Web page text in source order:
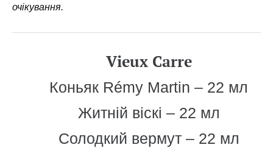
очікування.
Vieux Carre
Коньяк Rémy Martin – 22 мл
Житній віскі – 22 мл
Солодкий вермут – 22 мл